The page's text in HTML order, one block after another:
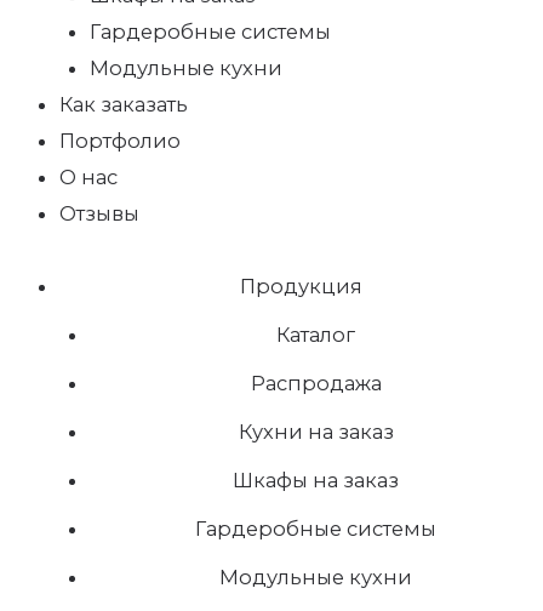
Гардеробные системы
Модульные кухни
Как заказать
Портфолио
О нас
Отзывы
Продукция
Каталог
Распродажа
Кухни на заказ
Шкафы на заказ
Гардеробные системы
Модульные кухни